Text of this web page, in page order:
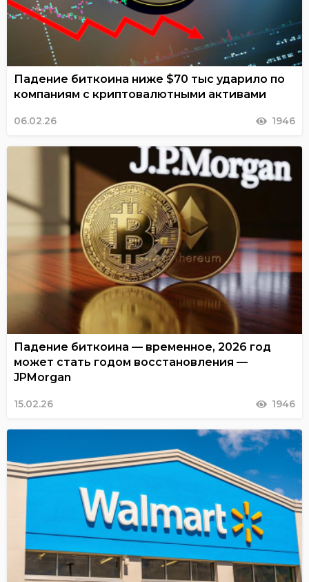
Падение биткоина ниже $70 тыс ударило по
компаниям с криптовалютными активами
06.02.26 1946
Падение биткоина — временное, 2026 год
может стать годом восстановления —
JPMorgan
15.02.26 1946